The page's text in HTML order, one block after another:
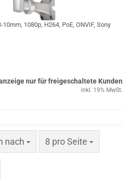
1080p, H264, PoE, ONVIF, Sony
nur für freigeschaltete Kunden
inkl. 19% MwSt.
nach
nach 8 pro Seite
pro Seite